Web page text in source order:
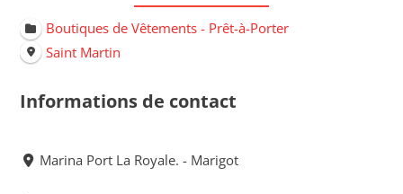
Boutiques de Vêtements - Prêt-à-Porter
Saint Martin
Informations de contact
Marina Port La Royale. - Marigot